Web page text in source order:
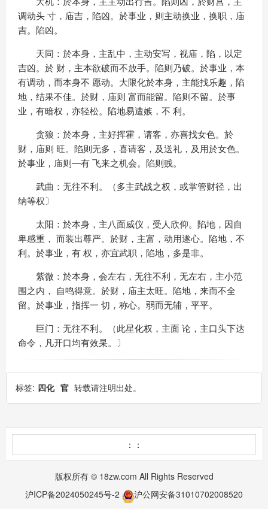
调动头 寸，庙吉，陷凶。於事业，则主动换业，换职，庙
吉。陷凶。
天同：於本身，主乱中，主动安写，视庙，陷，以定
吉凶。於 财，主本欲破而不放手。陷则乃破。於事业，本
有调动，而本身不 愿动。大限化於本身，主能找乐趣，陷
地，结果不佳。於财，庙则 富而能留。陷则不留。於事
业，有暗权，亦轻松。陷地易遭嫉，不 利。
贪狼：於本身，主好挥霍，请客，亦喜找女色。於
财，庙则 旺。陷则无多，喜请客，及送礼，及用於女色。
於事业，庙则—有 飞来之机会。陷则贱。
武曲：无往不利。（多主武战之权，或掌管财径，出
纳等权〕
太阳：於本身，主八面威仪，受人欣仰。陷地，因自
卑感重， 而装出尊严。於财，主富，动用遂心。陷地，不
利。於事业，有 权，亦宜武职，陷地，多是非。
紫微：於本身，会左右，无往不利，无左右，主小范
围之内， 自鸣得意。於财，庙主太旺。陷地，来而不全
留。於事业，指挥一 切，称心。弱而无辅，平平。
巨门：无往不利。（此星化权，主面 论，主口头下达
命令，凡开口均有效杲。〕
标签: 四化 官 转载请注明出处。
：：
版权所有 © 18zw.com All Rights Reserved
沪ICP备2024050245号-2
沪公网安备31010702008520